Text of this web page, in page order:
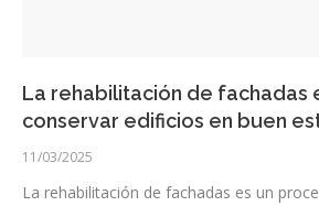
La rehabilitación de fachadas
conservar edificios en buen
11/03/2025
La rehabilitación de fachadas es un